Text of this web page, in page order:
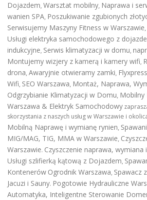
Dojazdem, Warsztat mobilny, Naprawa i
wanien SPA, Poszukiwanie zgubionych
Serwisujemy Maszyny Fitness w Warszawie,
Usługi elektryka samochodowego z
indukcyjne, Serwis klimatyzacji w domu,
Montujemy wizjery z kamerą i kamery wifi,
drona, Awaryjnie otwieramy zamki,
Wifi, SEO Warszawa, Montaż, Naprawa,
Odgrzybianie Klimatyzacji w Domu, Mobilny
Warszawa & Elektryk Samochodowy
skorzystania z naszych usług w Warszawie i
Mobilną Naprawę i wymianę rynien,
MIG/MAG, TIG, MMA w Warszawie,
Warszawie. Czyszczenie naprawa, wymiana
Usługi szlifierką kątową z Dojazdem,
Kontenerów Ogrodnik Warszawa, Spawacz
Jacuzi i Sauny. Pogotowie Hydrauliczne
Automatyka, Inteligentne Sterowanie